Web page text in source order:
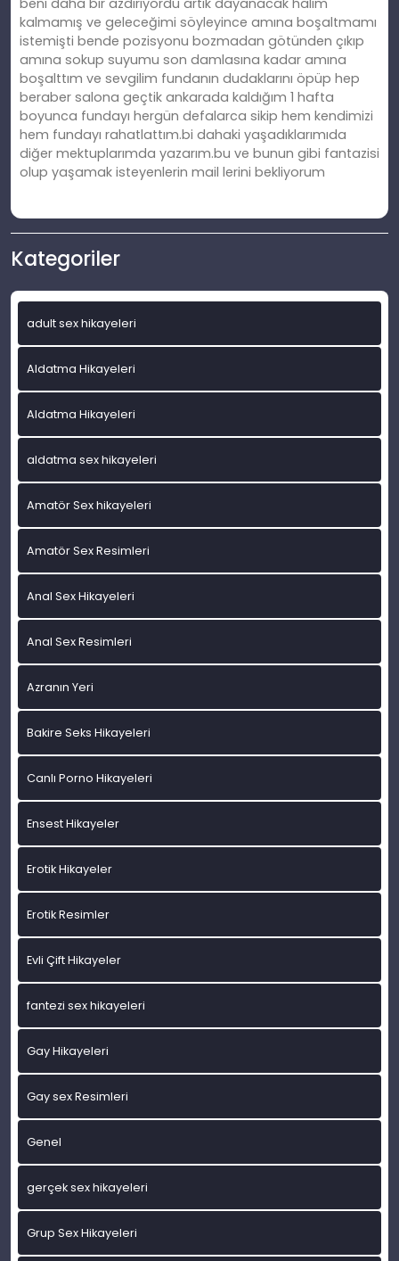
beni daha bir azdırıyordu artık dayanacak halim
kalmamış ve geleceğimi söyleyince amına boşaltmamı
istemişti bende pozisyonu bozmadan götünden çıkıp
amına sokup suyumu son damlasına kadar amına
boşalttım ve sevgilim fundanın dudaklarını öpüp hep
beraber salona geçtik ankarada kaldığım 1 hafta
boyunca fundayı hergün defalarca sikip hem kendimizi
hem fundayı rahatlattım.bi dahaki yaşadıklarımıda
diğer mektuplarımda yazarım.bu ve bunun gibi fantazisi
olup yaşamak isteyenlerin mail lerini bekliyorum
Kategoriler
adult sex hikayeleri
Aldatma Hikayeleri
Aldatma Hikayeleri
aldatma sex hikayeleri
Amatör Sex hikayeleri
Amatör Sex Resimleri
Anal Sex Hikayeleri
Anal Sex Resimleri
Azranın Yeri
Bakire Seks Hikayeleri
Canlı Porno Hikayeleri
Ensest Hikayeler
Erotik Hikayeler
Erotik Resimler
Evli Çift Hikayeler
fantezi sex hikayeleri
Gay Hikayeleri
Gay sex Resimleri
Genel
gerçek sex hikayeleri
Grup Sex Hikayeleri